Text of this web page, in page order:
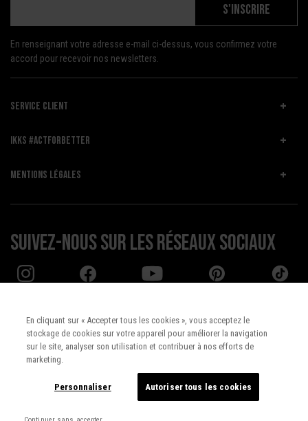
S'INSCRIRE
En renseignant votre adresse e-mail ci-dessus, vous confirmez votre
accord pour recevoir nos newsletters.
SERVICE CLIENT
IKKS #ACTFORBETTER
MENTIONS LÉGALES
Suivez-nous sur les réseaux sociaux
Pays : UNITED STATES
Français
En cliquant sur « Accepter tous les cookies », vous acceptez le
stockage de cookies sur votre appareil pour améliorer la navigation
sur le site, analyser son utilisation et contribuer à nos efforts de
marketing.
Personnaliser Autoriser tous les cookies